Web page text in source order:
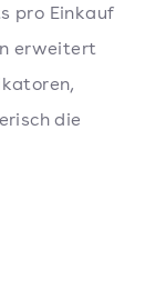
pro Einkauf
erweitert
die